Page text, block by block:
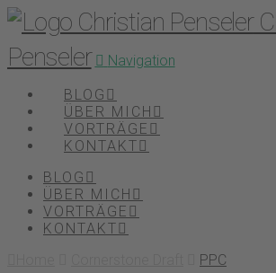
Penseler
Navigation
BLOG
ÜBER MICH
VORTRÄGE
KONTAKT
BLOG
ÜBER MICH
VORTRÄGE
KONTAKT
PPC